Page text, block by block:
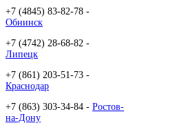
+7 (4845) 83-82-78 -
Обнинск
+7 (4742) 28-68-82 -
Липецк
+7 (861) 203-51-73 -
Краснодар
+7 (863) 303-34-84 - Ростов-
на-Дону